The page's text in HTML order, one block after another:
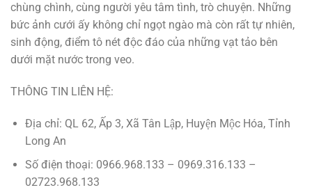
chùng chình, cùng người yêu tâm tình, trò chuyện. Những
bức ảnh cưới ấy không chỉ ngọt ngào mà còn rất tự nhiên,
sinh động, điểm tô nét độc đáo của những vạt tảo bên
dưới mặt nước trong veo.
THÔNG TIN LIÊN HỆ:
Địa chỉ: QL 62, Ấp 3, Xã Tân Lập, Huyện Mộc Hóa, Tỉnh
Long An
Số điện thoại: 0966.968.133 – 0969.316.133 –
02723.968.133